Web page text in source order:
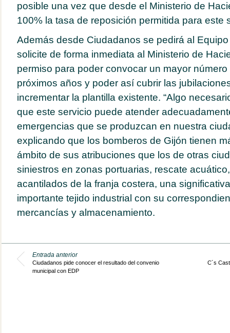
posible una vez que desde el Ministerio de
100% la tasa de reposición permitida para este
Además desde Ciudadanos se pedirá al
solicite de forma inmediata al Ministerio de
permiso para poder convocar un mayor
próximos años y poder así cubrir las
incrementar la plantilla existente. “Algo
que este servicio puede atender
emergencias que se produzcan en nuestra
explicando que los bomberos de Gijón tienen
ámbito de sus atribuciones que los de otras
siniestros en zonas portuarias, rescate
acantilados de la franja costera, una
importante tejido industrial con su
mercancías y almacenamiento.
Entrada anterior
Ciudadanos pide conocer el resultado del convenio
municipal con EDP
C´s